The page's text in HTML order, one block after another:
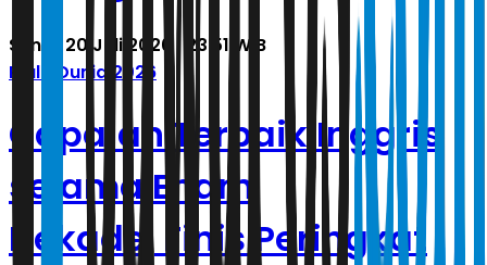
Senin, 20 Juli 2026 | 23.51 WIB
Piala Dunia 2026
Capaian Terbaik Inggris
selama Enam
Dekade, Finis Peringkat